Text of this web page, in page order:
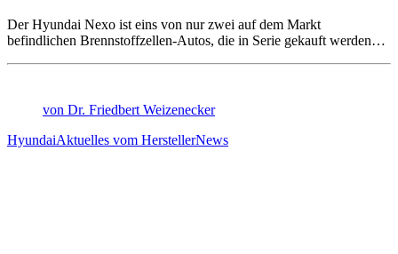
Der Hyundai Nexo ist eins von nur zwei auf dem Markt
befindlichen Brennstoffzellen-Autos, die in Serie gekauft werden…
von Dr. Friedbert Weizenecker
HyundaiAktuelles vom HerstellerNews